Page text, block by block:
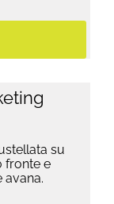
su
fronte e
avana.